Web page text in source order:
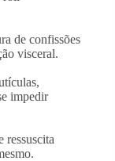
de confissões
visceral.
impedir
ressuscita